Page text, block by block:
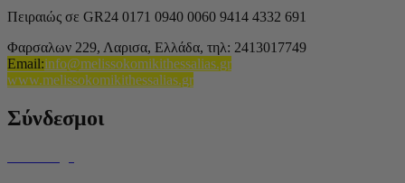
Πειραιώς σε GR24 0171 0940 0060 9414 4332 691
Φαρσαλων 229, Λαρισα, Ελλάδα, τηλ: 2413017749
Email:info@melissokomikithessalias.gr
www.melissokomikithessalias.gr
Σύνδεσμοι